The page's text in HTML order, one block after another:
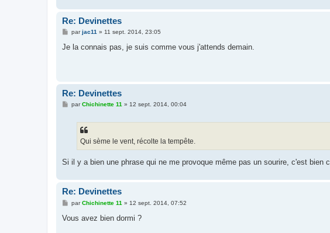
Re: Devinettes
M
s
parjac11» 11 sept. 2014, 23:05
Je la connais pas, je suis comme vous j'attends demain.
Re: Devinettes
MparChichinette 11» 12 sept. 2014, 00:04
Qui sème le vent, récolte la tempête.
Si il y a bien une phrase qui ne me provoque même pas un sourire, c'est bien
Re: Devinettes
M
s
parChichinette 11 » 12 sept. 2014, 07:52
Vous avez bien dormi ?